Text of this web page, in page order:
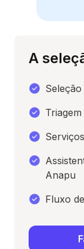
A
Anapu
Fluxo